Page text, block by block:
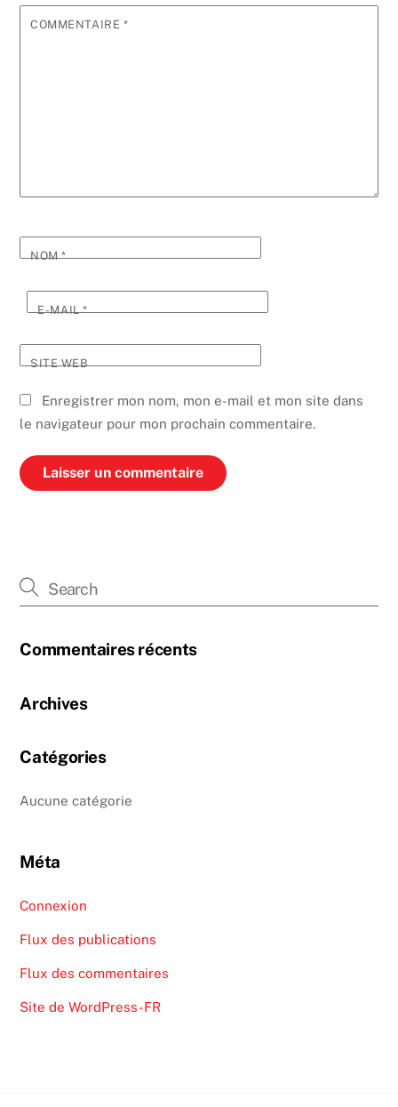
COMMENTAIRE *
NOM*
E-MAIL*
SITE WEB
Enregistrer mon nom, mon e-mail et mon site dans
le navigateur pour mon prochain commentaire.
Commentaires récents
Archives
Catégories
Aucune catégorie
Méta
Connexion
Flux des publications
Flux des commentaires
Site de WordPress-FR